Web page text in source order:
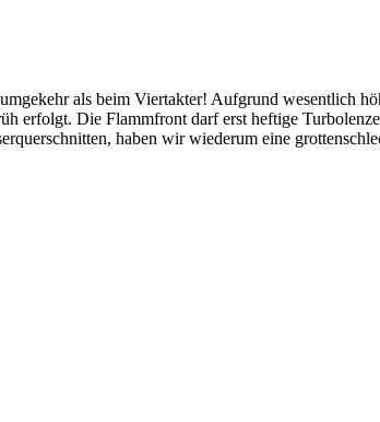
als beim Viertakter! Aufgrund wesentlich
erfolgt. Die Flammfront darf erst heftige
haben wir wiederum eine